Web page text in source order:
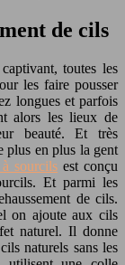
de cils
toutes les
les faire pousser
longues et parfois
alors les lieux de
beauté. Et très
plus en plus la gent
sourcils est conçu
Et parmi les
de cils.
on ajoute aux cils
naturel. Il donne
naturels sans les